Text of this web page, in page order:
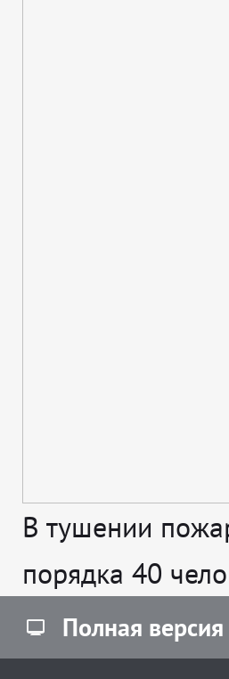
В тушении
порядка 40
Полная версия